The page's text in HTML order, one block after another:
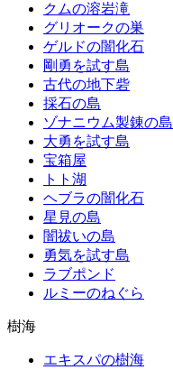
クムの溶岩滝
グリオークの巣
ゲルドの闇化石
剛勇を試す島
古代の地下砦
採石の島
ゾナニウム製錬の島
大勇を試す島
宝箱屋
トト湖
ヘブラの闇化石
星見の島
闇祓いの島
勇気を試す島
ラブポンド
ルミーのねぐら
樹海
エキスパの樹海